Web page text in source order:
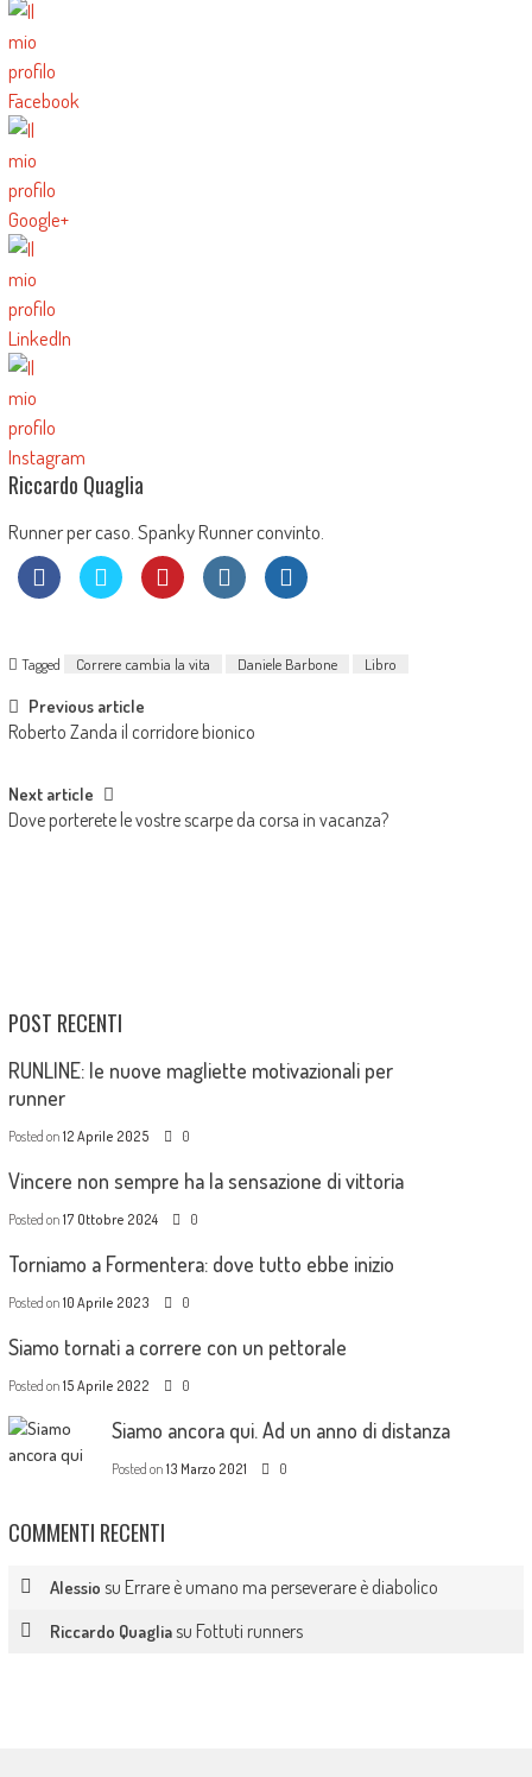
Riccardo Quaglia
Runner per caso. Spanky Runner convinto.
Tagged Correre cambia la vita Daniele Barbone Libro
Post
navigation
Previous article
Roberto Zanda il corridore bionico
Next article
Dove porterete le vostre scarpe da corsa in vacanza?
POST RECENTI
RUNLINE: le nuove magliette motivazionali per
runner
Posted on 12 Aprile 2025 0
Vincere non sempre ha la sensazione di vittoria
Posted on 17 Ottobre 2024 0
Torniamo a Formentera: dove tutto ebbe inizio
Posted on 10 Aprile 2023 0
Siamo tornati a correre con un pettorale
Posted on 15 Aprile 2022 0
Siamo ancora qui. Ad un anno di distanza
Posted on 13 Marzo 2021 0
COMMENTI RECENTI
Alessio su Errare è umano ma perseverare è diabolico
Riccardo Quagliasu Fottuti runners